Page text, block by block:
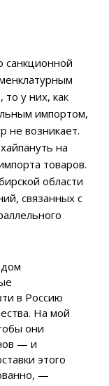
санкционной
у них, как
импортом,
не возникает.
на
товаров.
области
связанных с
в Россию
На мой
они
— и
этого
—